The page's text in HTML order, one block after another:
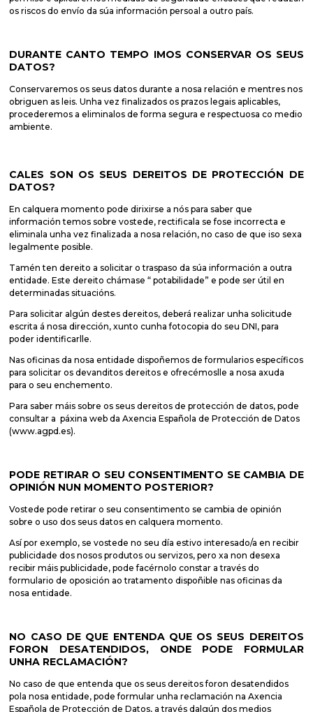
os riscos do envío da súa información persoal a outro país.
DURANTE CANTO TEMPO IMOS CONSERVAR OS SEUS
DATOS?
Conservaremos os seus datos durante a nosa relación e mentres nos
obriguen as leis. Unha vez finalizados os prazos legais aplicables,
procederemos a eliminalos de forma segura e respectuosa co medio
ambiente.
CALES SON OS SEUS DEREITOS DE PROTECCIÓN DE
DATOS?
En calquera momento pode dirixirse a nós para saber que
información temos sobre vostede, rectificala se fose incorrecta e
eliminala unha vez finalizada a nosa relación, no caso de que iso sexa
legalmente posible.
Tamén ten dereito a solicitar o traspaso da súa información a outra
entidade. Este dereito chámase “ potabilidade” e pode ser útil en
determinadas situacións.
Para solicitar algún destes dereitos, deberá realizar unha solicitude
escrita á nosa dirección, xunto cunha fotocopia do seu DNI, para
poder identificarlle.
Nas oficinas da nosa entidade dispoñemos de formularios específicos
para solicitar os devanditos dereitos e ofrecémoslle a nosa axuda
para o seu enchemento.
Para saber máis sobre os seus dereitos de protección de datos, pode
consultar a páxina web da Axencia Española de Protección de Datos
(www.agpd.es).
PODE RETIRAR O SEU CONSENTIMENTO SE CAMBIA DE
OPINIÓN NUN MOMENTO POSTERIOR?
Vostede pode retirar o seu consentimento se cambia de opinión
sobre o uso dos seus datos en calquera momento.
Así por exemplo, se vostede no seu día estivo interesado/a en recibir
publicidade dos nosos produtos ou servizos, pero xa non desexa
recibir máis publicidade, pode facérnolo constar a través do
formulario de oposición ao tratamento dispoñible nas oficinas da
nosa entidade.
NO CASO DE QUE ENTENDA QUE OS SEUS DEREITOS
FORON DESATENDIDOS, ONDE PODE FORMULAR
UNHA RECLAMACIÓN?
No caso de que entenda que os seus dereitos foron desatendidos
pola nosa entidade, pode formular unha reclamación na Axencia
Española de Protección de Datos, a través dalgún dos medios